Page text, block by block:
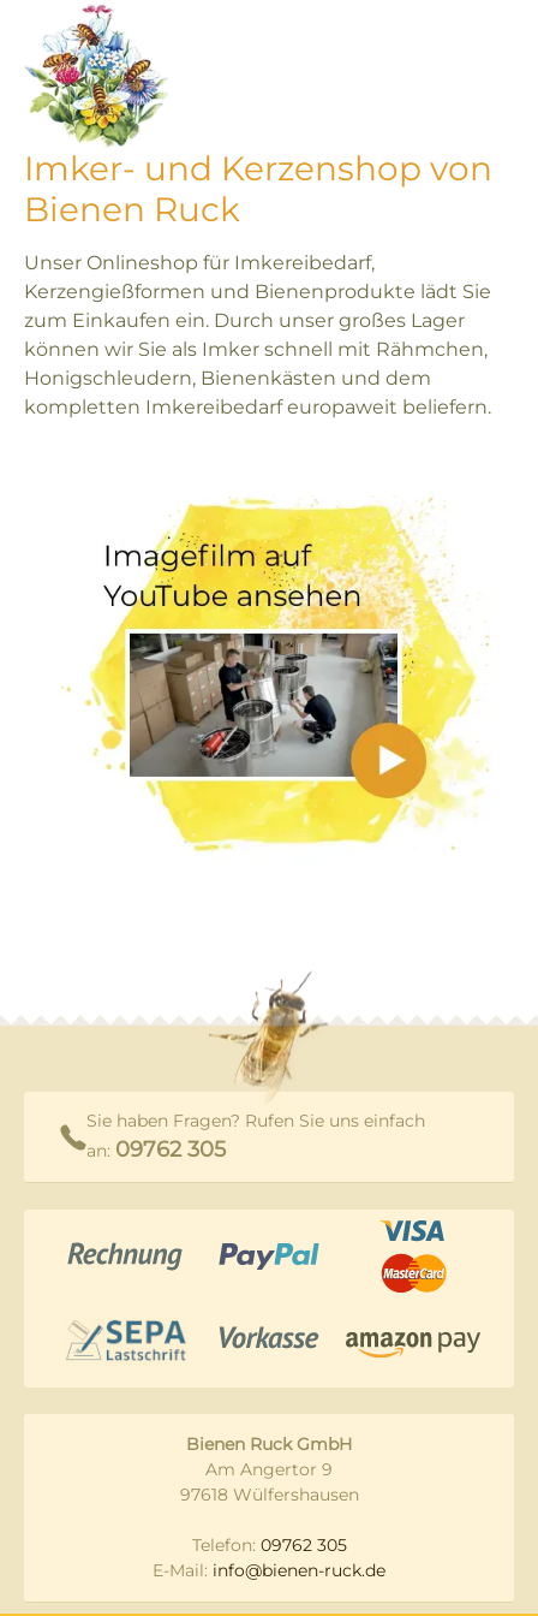
Imker- und Kerzenshop von
Bienen Ruck
Unser Onlineshop für Imkereibedarf,
Kerzengießformen und Bienenprodukte lädt Sie
zum Einkaufen ein. Durch unser großes Lager
können wir Sie als Imker schnell mit Rähmchen,
Honigschleudern, Bienenkästen und dem
kompletten Imkereibedarf europaweit beliefern.
Sie haben Fragen? Rufen Sie uns einfach
an: 09762 305
Bienen Ruck GmbH
Am Angertor 9
97618 Wülfershausen
Telefon: 09762 305
E-Mail: info@bienen-ruck.de